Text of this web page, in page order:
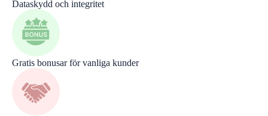
Dataskydd och integritet
Gratis bonusar för vanliga kunder